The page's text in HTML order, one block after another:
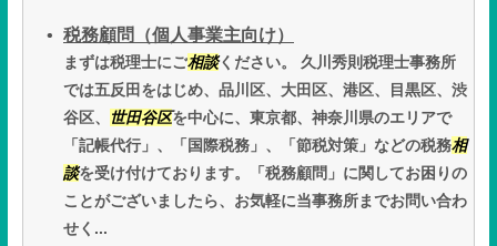
税務顧問（個人事業主向け）
まずは税理士にご相談ください。 久川秀則税理士事務所
では五反田をはじめ、品川区、大田区、港区、目黒区、渋
谷区、
世田谷区を中心に、東京都、神奈川県のエリアで
「記帳代行」、「国際税務」、「節税対策」などの税務相
談を受け付けております。「税務顧問」に関してお困りの
ことがございましたら、お気軽に当事務所までお問い合わ
せく...